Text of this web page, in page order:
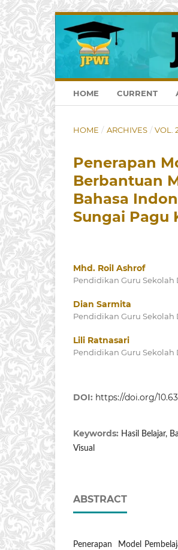
HOME CURRENT
HOME / ARCHIVES / VOL.
Penerapan
Berbantuan
Bahasa
Sungai Pagu
Mhd. Roil Ashrof
Pendidikan Guru Sekolah
Dian Sarmita
Pendidikan Guru Sekolah
Lili Ratnasari
Pendidikan Guru Sekolah
DOI: https://doi.org/
Keywords: Hasil Belajar,
Visual
ABSTRACT
Penerapan Model